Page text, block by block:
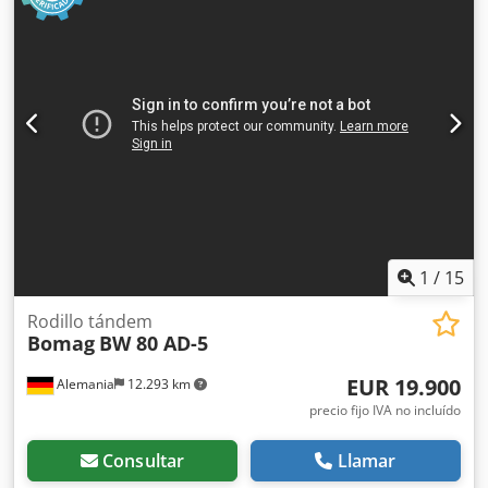
1 / 15
Alemania 12.293 km
Rodillo tándem
Bomag BW 80 AD-5
EUR 19.900
precio fijo IVA no incluído
Consultar Llamar